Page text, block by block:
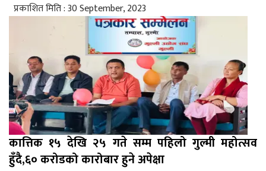
प्रकाशित मिति : 30 September, 2023
कात्तिक १५ देखि २५ गते सम्म पहिलो गुल्मी महोत्सव
हुँदै,६० करोडको कारोबार हुने अपेक्षा